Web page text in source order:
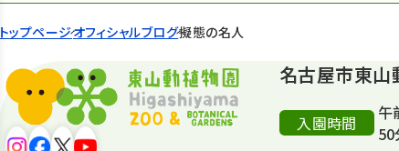
トップページオフィシャルブログ擬態の名人
名古屋市東山
入園時間
午
50